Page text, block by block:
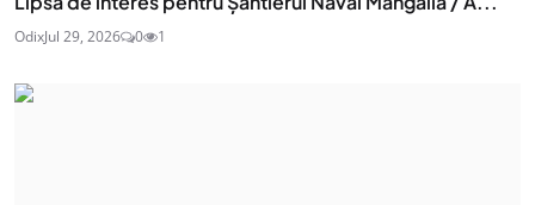
OdixJul 29, 2026 0 1